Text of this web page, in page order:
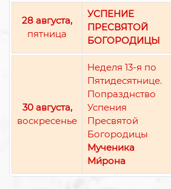
28 августа,
пятница
УСПЕНИЕ
ПРЕСВЯТОЙ
БОГОРОДИЦЫ
30 августа,
воскресенье
Неделя 13-я по
Пятидесятнице.
Попразднство
Успения
Пресвятой
Богородицы
Мученика
Ми́рона